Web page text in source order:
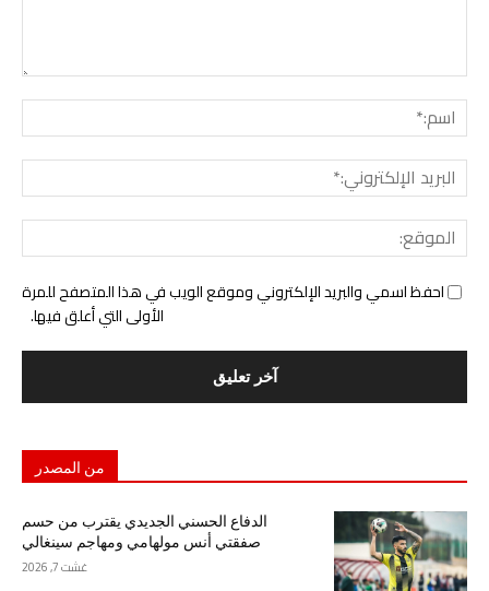
احفظ اسمي والبريد الإلكتروني وموقع الويب في هذا المتصفح للمرة
الأولى التي أعلق فيها.
من المصدر
الدفاع الحسني الجديدي يقترب من حسم
صفقتي أنس مولهامي ومهاجم سينغالي
غشت 7, 2026